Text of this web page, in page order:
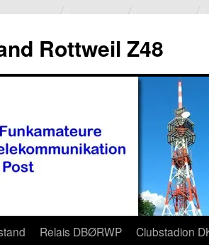
Rottweil Z48
Relais DBØRWP Clubstadion